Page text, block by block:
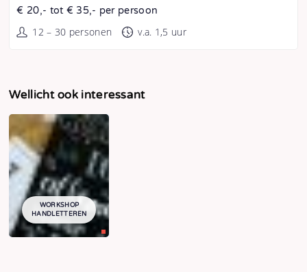
€ 20,- tot € 35,- per persoon
12 – 30 personen v.a. 1,5 uur
Wellicht ook interessant
WORKSHOP
HANDLETTEREN